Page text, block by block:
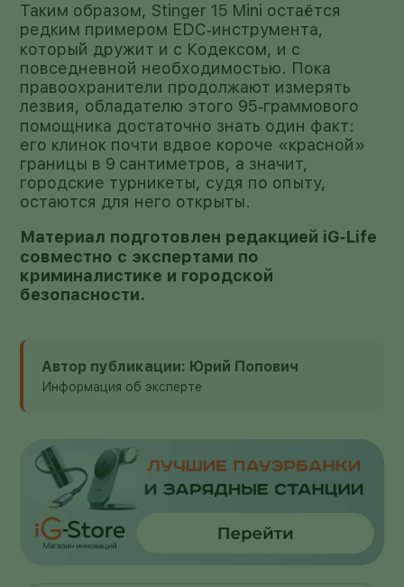
Таким образом, Stinger 15 Mini остаётся
редким примером EDC‑инструмента,
который дружит и с Кодексом, и с
повседневной необходимостью. Пока
правоохранители продолжают измерять
лезвия, обладателю этого 95‑граммового
помощника достаточно знать один факт:
его клинок почти вдвое короче «красной»
границы в 9 сантиметров, а значит,
городские турникеты, судя по опыту,
остаются для него открыты.
Материал подготовлен редакцией iG‑Life
совместно с экспертами по
криминалистике и городской
безопасности.
Автор публикации: Юрий Попович
Информация об эксперте